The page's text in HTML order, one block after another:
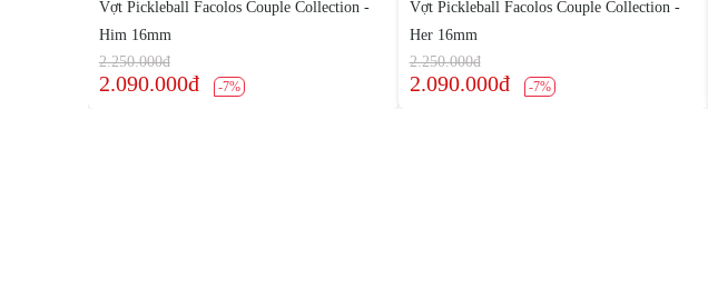
Vợt Pickleball Facolos Couple Collection -
Him 16mm
2.250.000đ
2.090.000đ -7%
Vợt Pickleball Facolos Couple Collection -
Her 16mm
2.250.000đ
2.090.000đ -7%